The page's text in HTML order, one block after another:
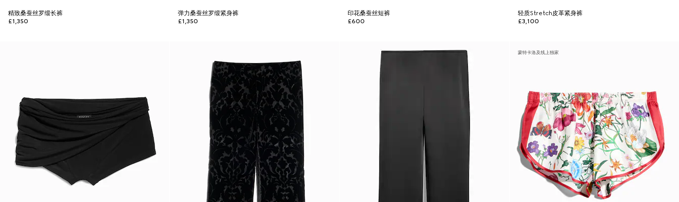
精致桑蚕丝罗缎长裤
£1,350
弹力桑蚕丝罗缎紧身裤
£1,350
印花桑蚕丝短裤
£600
轻质Stretch皮革紧身裤
£3,100
蒙特卡洛及线上独家